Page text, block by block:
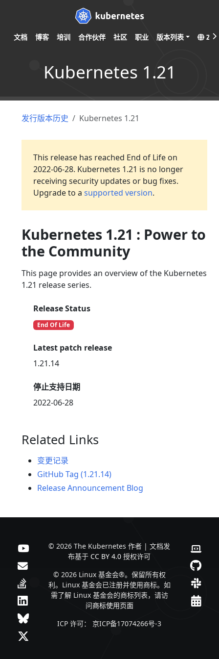
文档 博客 培训 合作伙伴 社区 职业 版本列表
Kubernetes 1.21
发行版本历史 Kubernetes 1.21
This release has reached End of Life on
2022-06-28. Kubernetes 1.21 is no longer
receiving security updates or bug fixes.
Upgrade to a supported version.
Kubernetes 1.21 : Power to
the Community
This page provides an overview of the Kubernetes
1.21 release series.
Release Status
End Of Life
Latest patch release
1.21.14
停止支持日期
2022-06-28
Related Links
变更记录
GitHub Tag (1.21.14)
Release Announcement Blog
© 2026 The Kubernetes 作者 | 文档发
布基于 CC BY 4.0 授权许可
© 2026 Linux 基金会®。保留所有权
利。Linux 基金会已注册并使用商标。如
需了解 Linux 基金会的商标列表，请访
问商标使用页面
ICP 许可： 京ICP备17074266号-3